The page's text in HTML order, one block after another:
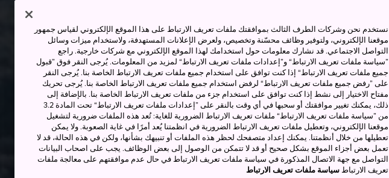
نستخدم نحن وشركات الطرف الثالث بموافقتك ملفات تعريف الارتباط على هذا الموقع الإلكتروني لقياس جمهور
موقعنا الإلكتروني، ولتوفير وظائف محسّنة وتخصيص، ولعرض الإعلانات المستهدفة، ولاستخدام ميزات وسائل
التواصل الاجتماعي. قد نشارك معلومات حول استخدامك لهذا الموقع الإلكتروني مع شركات خارجية. راجع
”سياسة ملفات تعريف الارتباط“ و”إعدادات ملفات تعريف الارتباط“ لمزيد من المعلومات. يُرجى النقر فوق ”قبول
جميع ملفات تعريف الارتباط“ إذا كنت توافق على استخدام جميع ملفات تعريف الارتباط الخاصة بنا. يُرجى النقر
على ”رفض جميع ملفات تعريف الارتباط“ لرفض استخدام جميع ملفات تعريف الارتباط الخاصة بنا. يُرجى تحريك
مفتاح الاختيار إلى نشط إذا كنت توافق على استخدام جزء من ملفات تعريف الارتباط الخاصة بنا. بالإضافة إلى
ذلك، يمكنك تغيير موافقتك أو سحبها في أي وقت بالنقر على ”إعدادات ملفات تعريف الارتباط“ تحت المادة 3.2
من ”سياسة ملفات تعريف الارتباط“ ملفات تعريف الارتباط الضرورية للغاية: تُعد هذه الملفات ضرورية لتشغيل
موقعنا الإلكتروني، وتعطيل ملفات تعريف الارتباط الضرورية في انظمتنا يُعد أمرًا في غاية الصعوبة. ولا يمكن
تعطيلها من خلال أنظمتنا. يمكنك إعداد متصفحك لحظر هذه الملفات أو تنبيهك بشأنها، ولكن في هذه الحالة، قد لا
تعمل بعض أجزاء الموقع بشكل صحيح أو قد لا تتمكن من الوصول إلى بعض الوظائف. يجب على اصحاب البيانات
التواصل مع جهة الاتصال المذكورة في سياسة ملفات تعريف الارتباط في حال عدم موافقتهم على معالجة ملفات
تعريف الارتباط سياسة ملفات تعريف الارتباط